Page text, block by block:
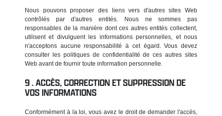
Nous pouvons proposer des liens vers d'autres sites Web
contrôlés par d'autres entités. Nous ne sommes pas
responsables de la manière dont ces autres entités collectent,
utilisent et divulguent les informations personnelles, et nous
n'acceptons aucune responsabilité à cet égard. Vous devez
consulter les politiques de confidentialité de ces autres sites
Web avant de fournir toute information personnelle.
ACCÈS, CORRECTION ET SUPPRESSION DE
VOS INFORMATIONS
Conformément à la loi, vous avez le droit de demander l'accès,